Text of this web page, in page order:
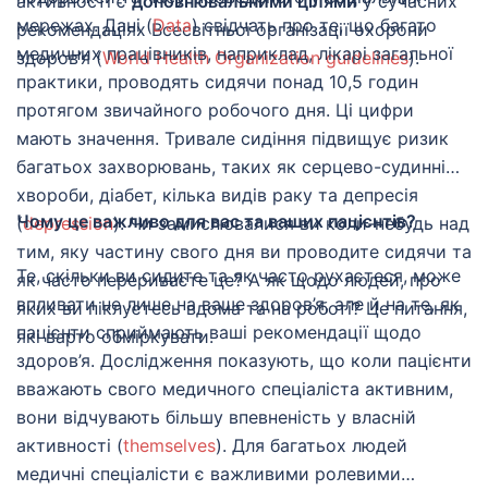
рекомендаціях Всесвітньої організації охорони
здоров’я (World Health Organization guidelines).
мережах. Дані (Data) свідчать про те, що багато
медичних працівників, наприклад, лікарі загальної
практики, проводять сидячи понад 10,5 годин
протягом звичайного робочого дня. Ці цифри
мають значення. Тривале сидіння підвищує ризик
багатьох захворювань, таких як серцево-судинні
хвороби, діабет, кілька видів раку та депресія
(depression). Чи замислювалися ви коли-небудь над
тим, яку частину свого дня ви проводите сидячи та
як часто перериваєте це? А як щодо людей, про
яких ви піклуєтесь вдома та на роботі? Це питання,
які варто обміркувати.
Чому це важливо для вас та ваших пацієнтів?
Те, скільки ви сидите та як часто рухаєтеся, може
впливати не лише на ваше здоров’я, але й на те, як
пацієнти сприймають ваші рекомендації щодо
здоров’я. Дослідження показують, що коли пацієнти
вважають свого медичного спеціаліста активним,
вони відчувають більшу впевненість у власній
активності (themselves). Для багатьох людей
медичні спеціалісти є важливими ролевими